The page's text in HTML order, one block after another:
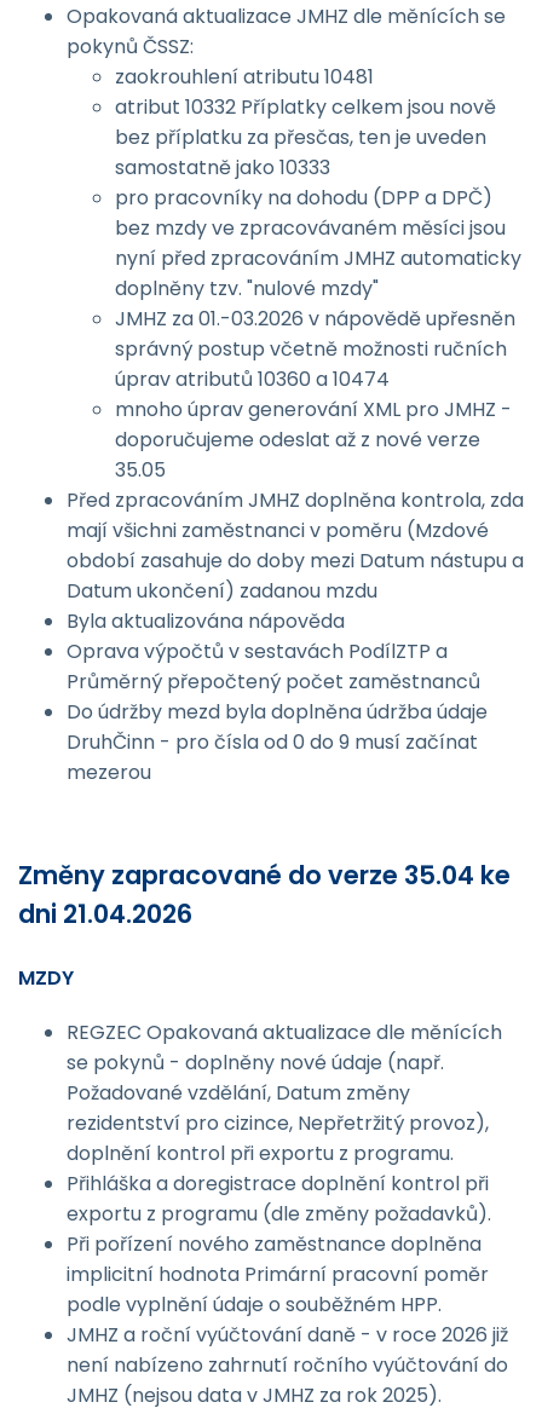
Opakovaná aktualizace JMHZ dle měnících se
pokynů ČSSZ:
zaokrouhlení atributu 10481
atribut 10332 Příplatky celkem jsou nově
bez příplatku za přesčas, ten je uveden
samostatně jako 10333
pro pracovníky na dohodu (DPP a DPČ)
bez mzdy ve zpracovávaném měsíci jsou
nyní před zpracováním JMHZ automaticky
doplněny tzv. "nulové mzdy"
JMHZ za 01.-03.2026 v nápovědě upřesněn
správný postup včetně možnosti ručních
úprav atributů 10360 a 10474
mnoho úprav generování XML pro JMHZ -
doporučujeme odeslat až z nové verze
35.05
Před zpracováním JMHZ doplněna kontrola, zda
mají všichni zaměstnanci v poměru (Mzdové
období zasahuje do doby mezi Datum nástupu a
Datum ukončení) zadanou mzdu
Byla aktualizována nápověda
Oprava výpočtů v sestavách PodílZTP a
Průměrný přepočtený počet zaměstnanců
Do údržby mezd byla doplněna údržba údaje
DruhČinn - pro čísla od 0 do 9 musí začínat
mezerou
Změny zapracované do verze 35.04 ke
dni 21.04.2026
MZDY
REGZEC Opakovaná aktualizace dle měnících
se pokynů - doplněny nové údaje (např.
Požadované vzdělání, Datum změny
rezidentství pro cizince, Nepřetržitý provoz),
doplnění kontrol při exportu z programu.
Přihláška a doregistrace doplnění kontrol při
exportu z programu (dle změny požadavků).
Při pořízení nového zaměstnance doplněna
implicitní hodnota Primární pracovní poměr
podle vyplnění údaje o souběžném HPP.
JMHZ a roční vyúčtování daně - v roce 2026 již
není nabízeno zahrnutí ročního vyúčtování do
JMHZ (nejsou data v JMHZ za rok 2025).